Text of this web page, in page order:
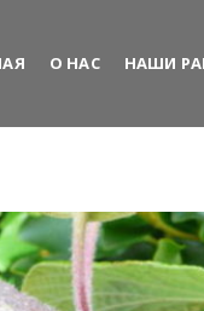
О НАС НАШИ